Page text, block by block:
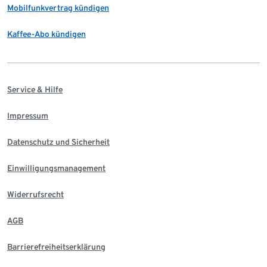
Mobilfunkvertrag kündigen
Kaffee-Abo kündigen
Service & Hilfe
Impressum
Datenschutz und Sicherheit
Einwilligungsmanagement
Widerrufsrecht
AGB
Barrierefreiheitserklärung